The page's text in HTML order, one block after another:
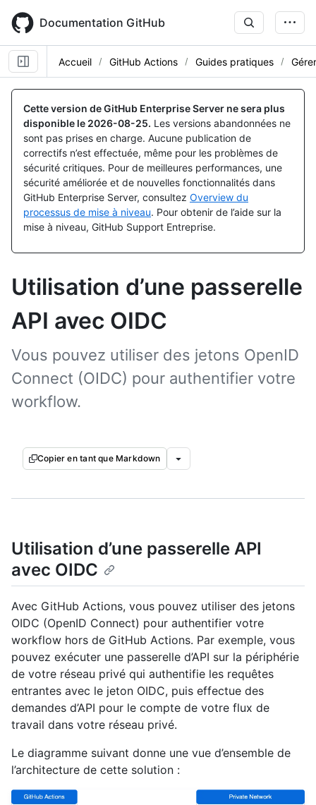
main
content
Documentation GitHub
Accueil GitHub Actions Guides pratiques
Cette version de GitHub Enterprise Server ne sera plus
disponible le 2026-08-25. Les versions abandonnées ne
sont pas prises en charge. Aucune publication de
correctifs n’est effectuée, même pour les problèmes de
sécurité critiques. Pour de meilleures performances, une
sécurité améliorée et de nouvelles fonctionnalités dans
GitHub Enterprise Server, consultez Overview du
processus de mise à niveau. Pour obtenir de l’aide sur la
mise à niveau, GitHub Support Entreprise.
Utilisation d’une passerelle
API avec OIDC
Vous pouvez utiliser des jetons OpenID
Connect (OIDC) pour authentifier votre
workflow.
Copier en tant que Markdown
Utilisation d’une passerelle API
avec OIDC
Avec GitHub Actions, vous pouvez utiliser des jetons
OIDC (OpenID Connect) pour authentifier votre
workflow hors de GitHub Actions. Par exemple, vous
pouvez exécuter une passerelle d’API sur la périphérie
de votre réseau privé qui authentifie les requêtes
entrantes avec le jeton OIDC, puis effectue des
demandes d’API pour le compte de votre flux de
travail dans votre réseau privé.
Le diagramme suivant donne une vue d’ensemble de
l’architecture de cette solution :